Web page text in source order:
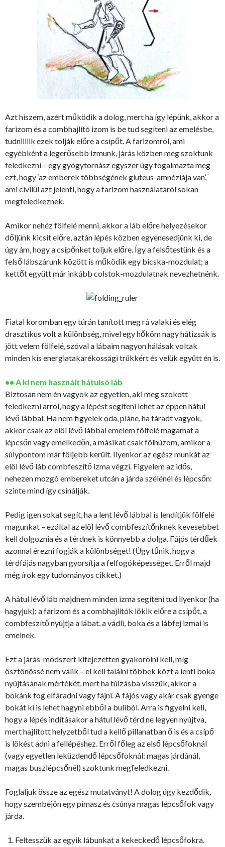
Azt hiszem, azért működik a dolog, mert ha így lépünk, akkor a
farizom és a combhajlító izom is be tud segíteni az emelésbe,
tudniillik ezek tolják előre a csípőt. A farizomról, ami
egyébként a legerősebb izmunk, járás közben meg szoktunk
feledkezni – egy gyógytornász egyszer úgy fogalmazta meg
ezt, hogy ‘az emberek többségének gluteus-amnéziája van’,
ami civilül azt jelenti, hogy a farizom használatáról sokan
megfeledkeznek.
Amikor nehéz fölfelé menni, akkor a láb előre helyezésekor
dőljünk kicsit előre, aztán lépés közben egyenesedjünk ki, de
úgy ám, hogy a csípőnket toljuk előre. Így a felsőtestünk és a
felső lábszárunk között is működik egy bicska-mozdulat; a
kettőt együtt már inkább colstok-mozdulatnak nevezhetnénk.
Fiatal koromban egy túrán tanított meg rá valaki és elég
drasztikus volt a különbség, mivel egy hőköm nagy hátizsák is
jött velem fölfelé, szóval a lábaim nagyon hálásak voltak
minden kis energiatakarékossági trükkért és velük együtt én is.
•• A ki nem használt hátulsó láb
Biztosan nem én vagyok az egyetlen, aki meg szokott
feledkezni arról, hogy a lépést segíteni lehet az éppen hátul
lévő lábbal. Ha nem figyelek oda, pláne, ha fáradt vagyok,
akkor csak az elöl lévő lábbal emelem fölfelé magamat a
lépcsőn vagy emelkedőn, a másikat csak fölhúzom, amikor a
súlypontom már följebb került. Ilyenkor az egész munkát az
elöl lévő láb combfeszítő izma végzi. Figyelem az idős,
nehezen mozgó embereket utcán a járda szélénél és lépcsőn:
szinte mind így csinálják.
Pedig igen sokat segít, ha a lent lévő lábbal is lendítjük fölfelé
magunkat – ezáltal az elöl lévő combfeszítőnknek kevesebbet
kell dolgoznia és a térdnek is könnyebb a dolga. Fájós térdűek
azonnal érezni fogják a különbséget! (Úgy tűnik, hogy a
térdfájás nagyban gyorsítja a felfogóképességet. Erről majd
még írok egy tudományos cikket.)
A hátul lévő láb majdnem minden izma segíteni tud ilyenkor (ha
hagyjuk): a farizom és a combhajlítók lökik előre a csípőt, a
combfeszítő nyújtja a lábat, a vádli, boka és a lábfej izmai is
emelnek.
Ezt a járás-módszert kifejezetten gyakorolni kell, míg
ösztönössé nem válik – el kell találni többek közt a lenti boka
nyújtásának mértékét, mert ha túlzásba visszük, akkor a
bokánk fog elfáradni vagy fájni. A fájós vagy akár csak gyenge
bokát ki is lehet hagyni ebből a buliból. Arra is figyelni kell,
hogy a lépés indításakor a hátul lévő térd ne legyen nyújtva,
mert hajlított helyzetből tud a kellő pillanatban ő is és a csípő
is lökést adni a fellépéshez. Erről főleg az első lépcsőfoknál
(vagy egyetlen leküzdendő lépcsőfoknál: magas járdánál,
magas buszlépcsőnél) szoktunk megfeledkezni.
Foglaljuk össze az egész mutatványt! A dolog úgy kezdődik,
hogy szembejön egy pimasz és csúnya magas lépcsőfok vagy
járda.
Feltesszük az egyik lábunkat a kekeckedő lépcsőfokra.